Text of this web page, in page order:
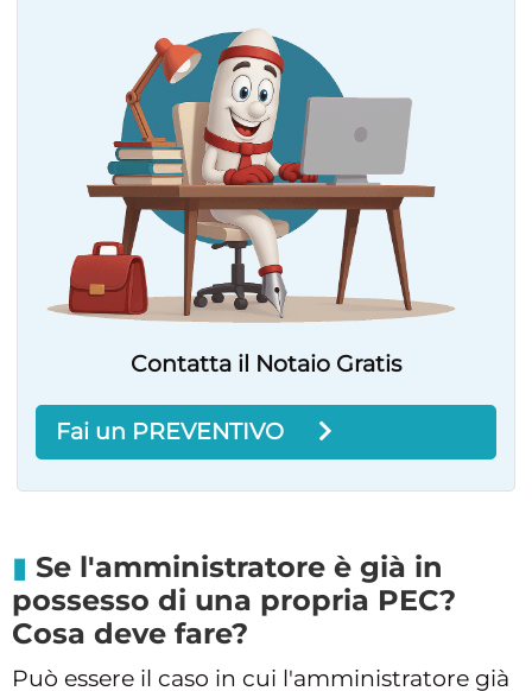
Contatta il Notaio Gratis
Fai un PREVENTIVO
Se l'amministratore è già in
possesso di una propria PEC?
Cosa deve fare?
Può essere il caso in cui l'amministratore già